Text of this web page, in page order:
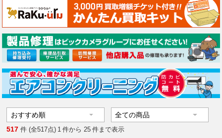
517 件 (全517点) 1 件から 25 件まで表示